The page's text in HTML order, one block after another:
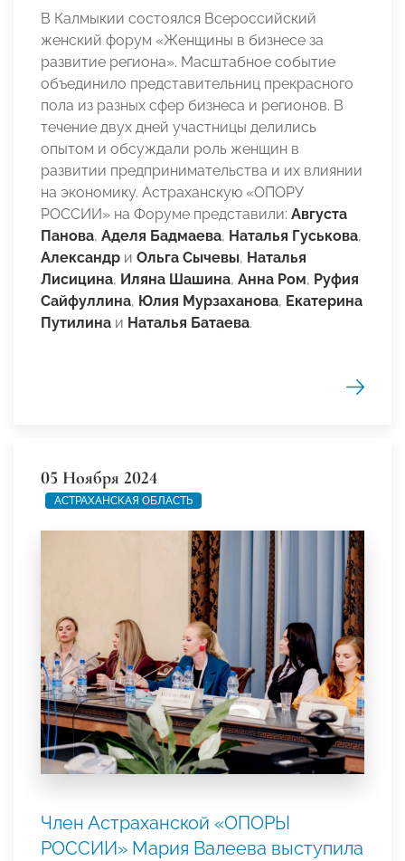
В Калмыкии состоялся Всероссийский
женский форум «Женщины в бизнесе за
развитие региона». Масштабное событие
объединило представительниц прекрасного
пола из разных сфер бизнеса и регионов. В
течение двух дней участницы делились
опытом и обсуждали роль женщин в
развитии предпринимательства и их влиянии
на экономику. Астраханскую «ОПОРУ
РОССИИ» на Форуме представили: Августа
Панова, Аделя Бадмаева, Наталья Гуськова,
Александр и Ольга Сычевы, Наталья
Лисицина, Иляна Шашина, Анна Ром, Руфия
Сайфуллина, Юлия Мурзаханова, Екатерина
Путилина и Наталья Батаева.
05 Ноября 2024
АСТРАХАНСКАЯ ОБЛАСТЬ
Член Астраханской «ОПОРЫ
РОССИИ» Мария Валеева выступила